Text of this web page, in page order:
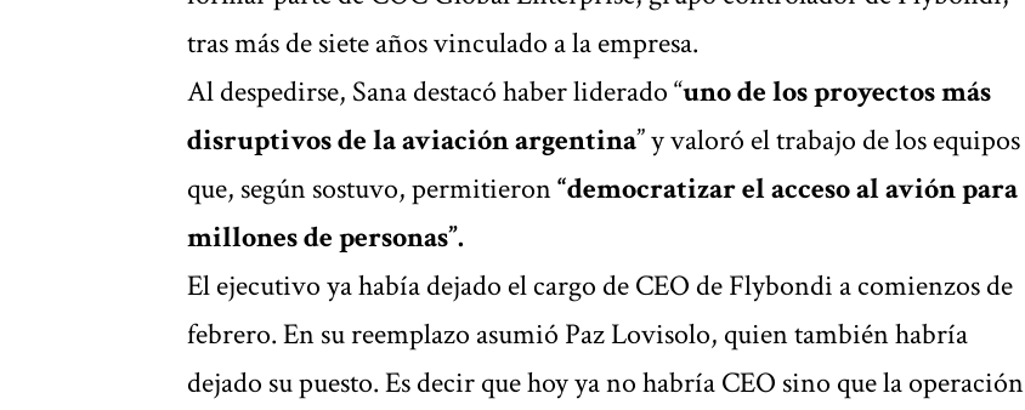
tras más de siete años vinculado a la empresa.
Al despedirse, Sana destacó haber liderado “uno de los proyectos más
disruptivos de la aviación argentina” y valoró el trabajo de los equipos
que, según sostuvo, permitieron“democratizar el acceso al avión para
millones de personas”.
El ejecutivo ya había dejado el cargo de CEO de Flybondi a comienzos de
febrero. En su reemplazo asumió Paz Lovisolo, quien también habría
dejado su puesto. Es decir que hoy ya no habría CEO sino que la operación